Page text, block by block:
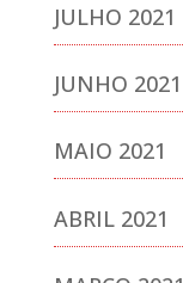
JULHO 2021
JUNHO 2021
MAIO 2021
ABRIL 2021